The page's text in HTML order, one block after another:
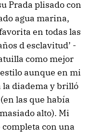
Prada plisado con
agua marina,
en todas las
d esclavitud’ -
como mejor
aunque en mi
diadema y brilló
las que había
alto). Mi
con una